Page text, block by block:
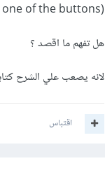
one of the buttons)
هل تفهم ما اقصد ؟
لانه يصعب علي الشرح
اقتباس